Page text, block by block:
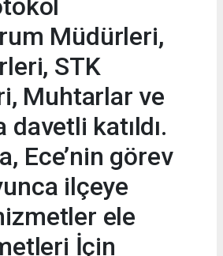
Müdürleri,
STK
Muhtarlar ve
davetli katıldı.
Ece’nin görev
ilçeye
ele
İçin